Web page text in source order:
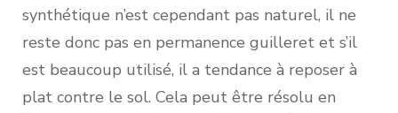
synthétique n’est cependant pas naturel, il ne
reste donc pas en permanence guilleret et s’il
est beaucoup utilisé, il a tendance à reposer à
plat contre le sol. Cela peut être résolu en